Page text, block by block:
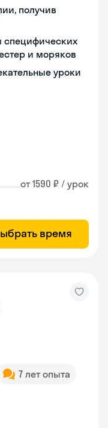
получив
специфических
и моряков
уроки
от 1590 ₽ / урок
время
7 лет опыта